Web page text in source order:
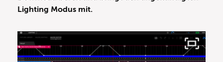
Lighting Modus mit.